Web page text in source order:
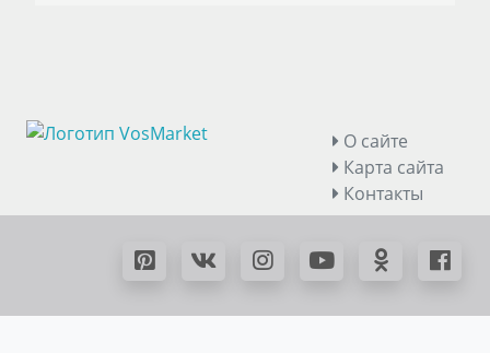
О сайте
Карта сайта
Контакты